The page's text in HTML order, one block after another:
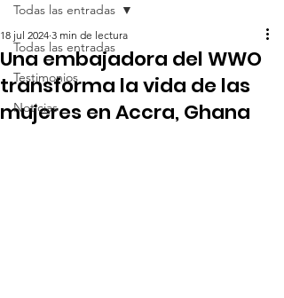
Todas las entradas
Testimonios
Noticias
Todas las entradas
Una embajadora del WWO
transforma la vida de las
mujeres en Accra, Ghana
18 jul 2024 3 min de lectura